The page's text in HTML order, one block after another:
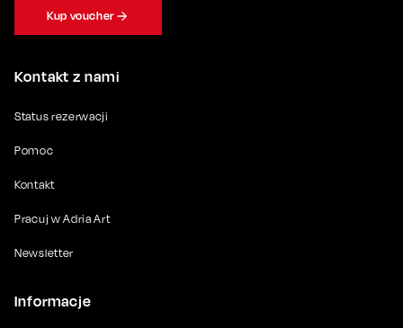
Kontakt z nami
Status rezerwacji
Pomoc
Kontakt
Pracuj w Adria Art
Newsletter
Informacje
Kup voucher